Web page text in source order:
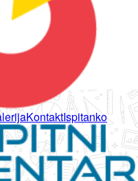
KontaktIspitanko